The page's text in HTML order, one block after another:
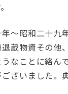
年～昭和二十九
蔵物資その他
なことに絡ん
ざいました。